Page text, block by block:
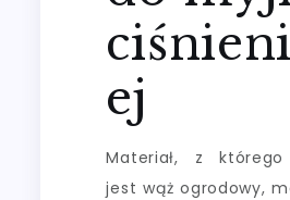
ej
Materiał, z którego
jest wąż ogrodowy,